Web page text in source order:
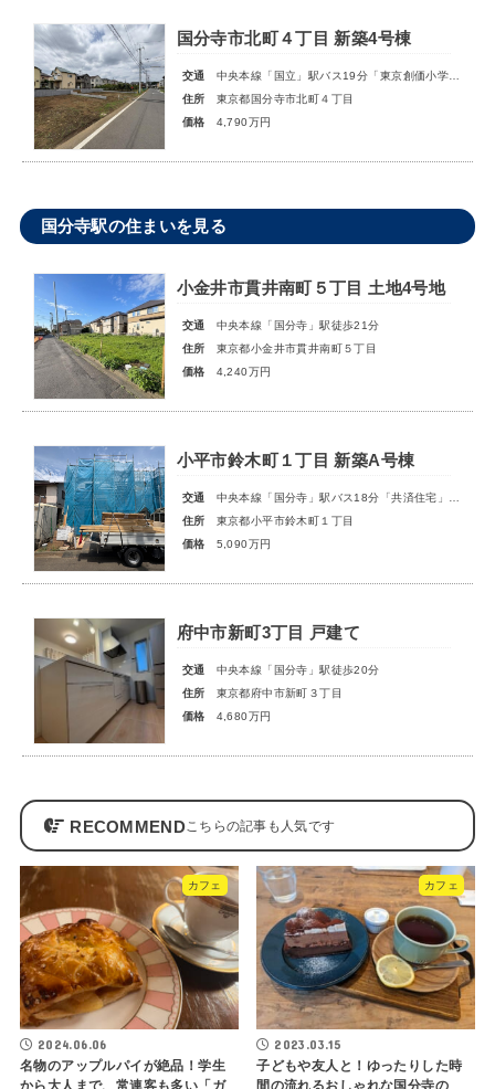
国分寺市北町４丁目 新築4号棟
交通
中央本線「国立」駅バス19分「東京創価小学校」停歩8分
住所
東京都国分寺市北町４丁目
価格
4,790万円
国分寺駅の住まいを見る
小金井市貫井南町５丁目 土地4号地
交通
中央本線「国分寺」駅徒歩21分
住所
東京都小金井市貫井南町５丁目
価格
4,240万円
小平市鈴木町１丁目 新築A号棟
交通
中央本線「国分寺」駅バス18分「共済住宅」停歩5分
住所
東京都小平市鈴木町１丁目
価格
5,090万円
府中市新町3丁目 戸建て
交通
中央本線「国分寺」駅徒歩20分
住所
東京都府中市新町３丁目
価格
4,680万円
RECOMMEND
カフェ
2024.06.06
名物のアップルパイが絶品！学生
から大人まで、常連客も多い「ガ
カフェ
2023.03.15
子どもや友人と！ゆったりした時
間の流れるおしゃれな国分寺の